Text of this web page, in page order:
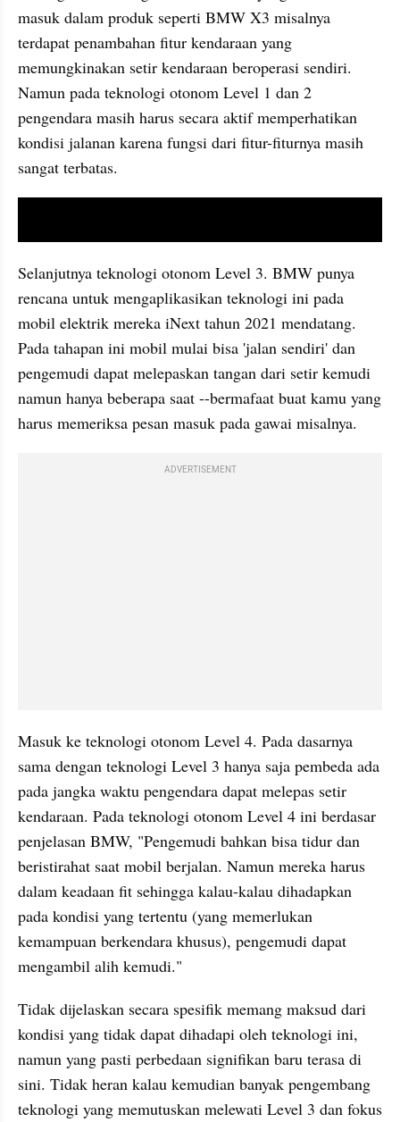
masuk dalam produk seperti BMW X3 misalnya
terdapat penambahan fitur kendaraan yang
memungkinakan setir kendaraan beroperasi sendiri.
Namun pada teknologi otonom Level 1 dan 2
pengendara masih harus secara aktif memperhatikan
kondisi jalanan karena fungsi dari fitur-fiturnya masih
sangat terbatas.
Selanjutnya teknologi otonom Level 3. BMW punya
rencana untuk mengaplikasikan teknologi ini pada
mobil elektrik mereka iNext tahun 2021 mendatang.
Pada tahapan ini mobil mulai bisa 'jalan sendiri' dan
pengemudi dapat melepaskan tangan dari setir kemudi
namun hanya beberapa saat --bermafaat buat kamu yang
harus memeriksa pesan masuk pada gawai misalnya.
ADVERTISEMENT
Masuk ke teknologi otonom Level 4. Pada dasarnya
sama dengan teknologi Level 3 hanya saja pembeda ada
pada jangka waktu pengendara dapat melepas setir
kendaraan. Pada teknologi otonom Level 4 ini berdasar
penjelasan BMW, "Pengemudi bahkan bisa tidur dan
beristirahat saat mobil berjalan. Namun mereka harus
dalam keadaan fit sehingga kalau-kalau dihadapkan
pada kondisi yang tertentu (yang memerlukan
kemampuan berkendara khusus), pengemudi dapat
mengambil alih kemudi."
Tidak dijelaskan secara spesifik memang maksud dari
kondisi yang tidak dapat dihadapi oleh teknologi ini,
namun yang pasti perbedaan signifikan baru terasa di
sini. Tidak heran kalau kemudian banyak pengembang
teknologi yang memutuskan melewati Level 3 dan fokus